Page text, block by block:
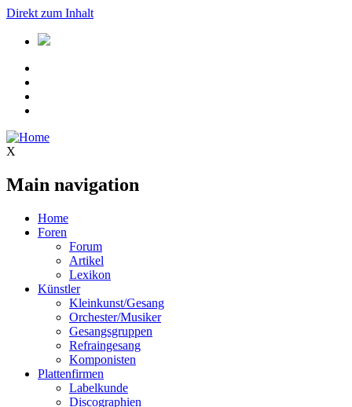
Direkt zum Inhalt
X
Main navigation
Home
Foren
Forum
Artikel
Lexikon
Künstler
Kleinkunst/Gesang
Orchester/Musiker
Gesangsgruppen
Refraingesang
Komponisten
Plattenfirmen
Labelkunde
Discographien